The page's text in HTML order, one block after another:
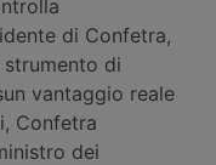
di Confetra,
di
vantaggio reale
Confetra
dei